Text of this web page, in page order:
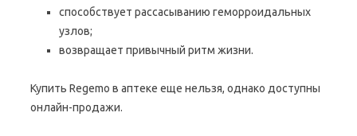
способствует рассасыванию геморроидальных
узлов;
возвращает привычный ритм жизни.
Купить Regemo в аптеке еще нельзя, однако доступны
онлайн-продажи.